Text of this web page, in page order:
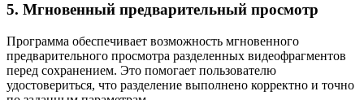
5. Мгновенный предварительный просмотр
Программа обеспечивает возможность мгновенного
предварительного просмотра разделенных видеофрагментов
перед сохранением. Это помогает пользователю
удостовериться, что разделение выполнено корректно и точно